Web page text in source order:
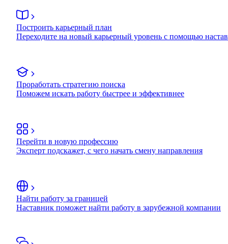
Построить карьерный план
Переходите на новый карьерный уровень с помощью
Проработать стратегию поиска
Поможем искать работу быстрее и эффективнее
Перейти в новую профессию
Эксперт подскажет, с чего начать смену направления
Найти работу за границей
Наставник поможет найти работу в зарубежной компании